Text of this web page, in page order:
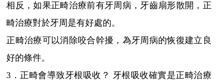
相反，如果正畸治療前有牙周病，牙齒扇形散開，正
畸治療對於牙周是有好處的。
正畸治療可以消除咬合幹擾，為牙周病的恢復建立良
好的條件。
3．正畸會導致牙根吸收？ 牙根吸收確實是正畸治療